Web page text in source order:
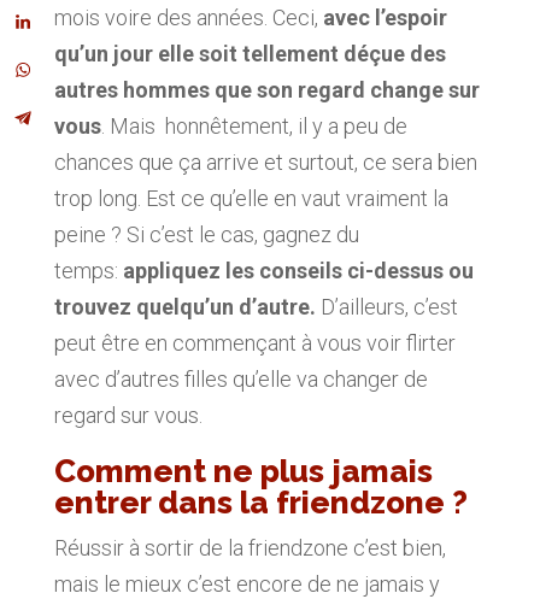
mois voire des années. Ceci, avec l’espoir
qu’un jour elle soit tellement déçue des
autres hommes que son regard change sur
vous. Mais honnêtement, il y a peu de
chances que ça arrive et surtout, ce sera bien
trop long. Est ce qu’elle en vaut vraiment la
peine ? Si c’est le cas, gagnez du
temps: appliquez les conseils ci-dessus ou
trouvez quelqu’un d’autre. D’ailleurs, c’est
peut être en commençant à vous voir flirter
avec d’autres filles qu’elle va changer de
regard sur vous.
Comment ne plus jamais
entrer dans la friendzone ?
Réussir à sortir de la friendzone c’est bien,
mais le mieux c’est encore de ne jamais y